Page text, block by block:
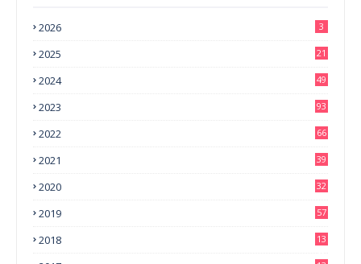
2026 3
2025 21
2024 49
2023 93
2022 66
2021 39
2020 32
2019 57
2018
13